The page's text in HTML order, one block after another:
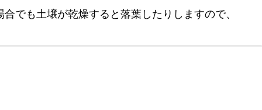
でも土壌が乾燥すると落葉したりしますので、